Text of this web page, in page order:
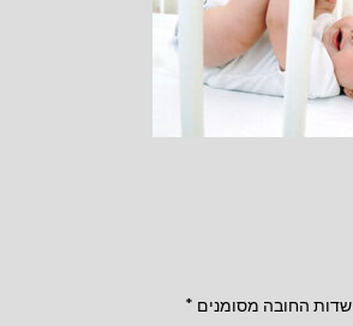
שדות החובה מסומנים *